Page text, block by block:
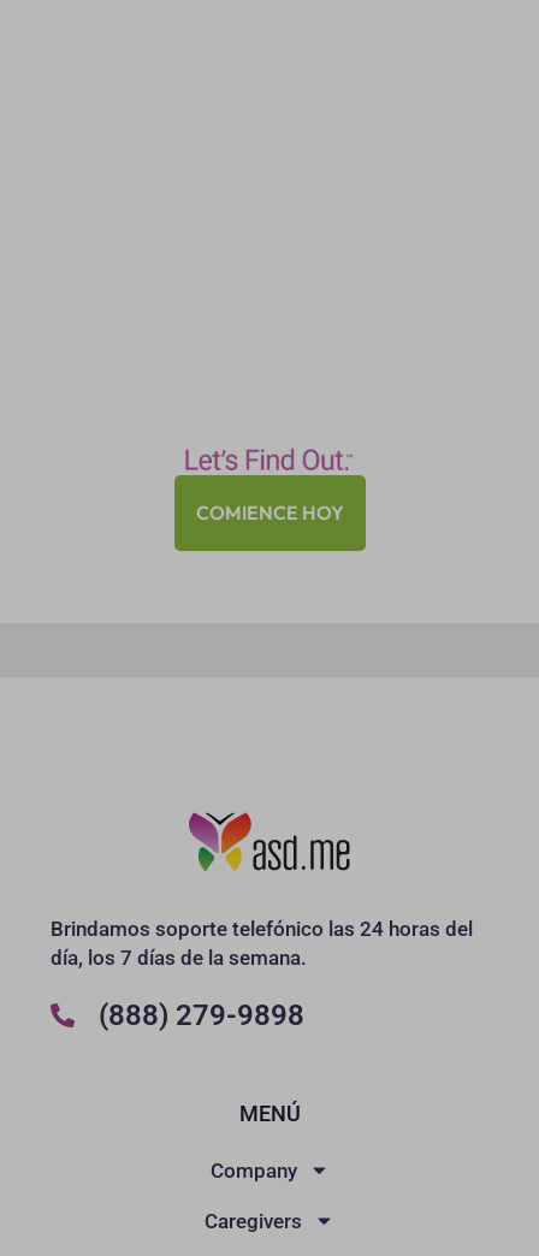
COMIENCE HOY
Brindamos soporte telefónico las 24 horas del
día, los 7 días de la semana.
(888) 279-9898
MENÚ
Company
Caregivers